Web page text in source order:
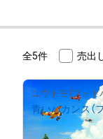
全5件 売出
¥9,800